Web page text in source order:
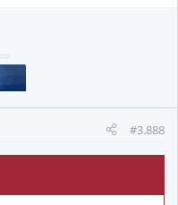
#3.888